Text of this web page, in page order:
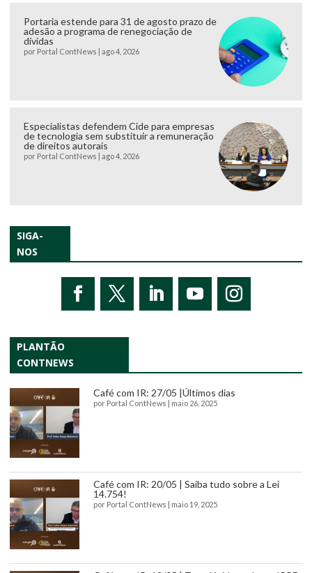
Portaria estende para 31 de agosto prazo de
adesão a programa de renegociação de
dívidas
por Portal ContNews | ago 4, 2026
Especialistas defendem Cide para empresas
de tecnologia sem substituir a remuneração
de direitos autorais
por Portal ContNews | ago 4, 2026
SIGA-
NOS
PLANTÃO
CONTNEWS
Café com IR: 27/05 |Últimos dias
por Portal ContNews | maio 26, 2025
Café com IR: 20/05 | Saiba tudo sobre a Lei
14.754!
por Portal ContNews | maio 19, 2025